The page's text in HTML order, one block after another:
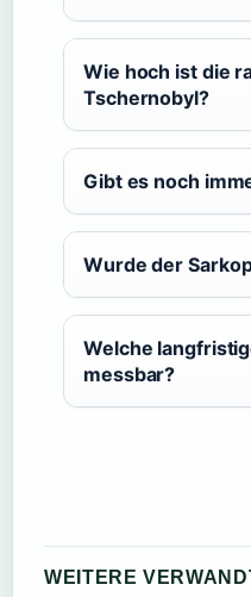
Wie hoch ist die
Tschernobyl?
Gibt es noch
Wurde der
Welche
messbar?
WEITERE